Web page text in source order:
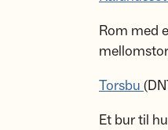
Rom med
Torsbu
Et bur til